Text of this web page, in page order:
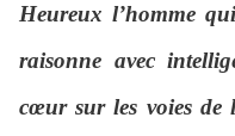
Heureux l’homme
raisonne avec
cœur sur les voies de